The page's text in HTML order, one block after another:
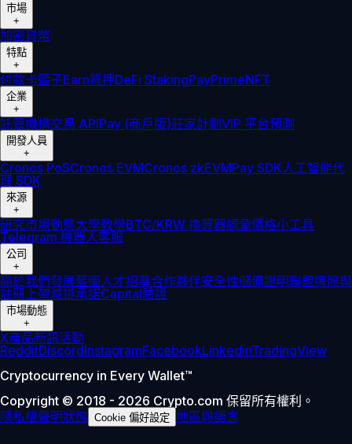
市場
+
加密貨幣
特點
+
付款卡籃子Earn質押DeFi StakingPayPrimeNFT
企業
+
託管機構交易 APIPay (商戶版)莊家計劃VIP 平台預測
開發人員
+
Cronos PoSCronos EVMCronos zkEVMPay SDK人工智能代
理 SDK
來源
+
研究市場動態大學教學BTC/KRW 換算器詞彙價格小工具
Telegram 機器人客服
公司
+
關於我們發展藍圖人才招募合作夥伴安全性儲備證明聯盟牌照與
註冊 上架減排承諾Capital驗證
市場動態
+
X產品新訊活動
RedditDiscordInstagramFacebookLinkedinTradingView
Cryptocurrency in Every Wallet™
Copyright © 2018 - 2026 Crypto.com 保留所有權利。
隱私權聲明狀態 Cookie 偏好設定 地區與語言